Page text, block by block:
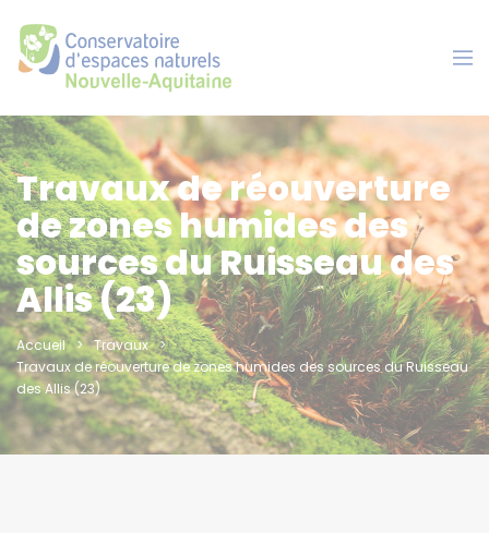
Travaux de réouverture
de zones humides des
sources du Ruisseau des
Allis (23)
Accueil
Travaux
Travaux de réouverture de zones humides des sources du Ruisseau
des Allis (23)